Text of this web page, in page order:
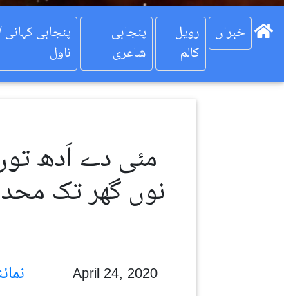
پنجابی
ناول
پنجابی
شاعری
رویل
کالم
خبراں
نوں گھر تک
April 24, 2020